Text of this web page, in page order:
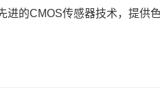
进的CMOS传感器技术，提供